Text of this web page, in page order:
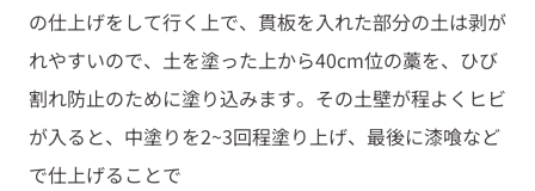
の仕上げをして行く上で、貫板を入れた部分の土は剥が
れやすいので、土を塗った上から40cm位の藁を、ひび
割れ防止のために塗り込みます。その土壁が程よくヒビ
が入ると、中塗りを2~3回程塗り上げ、最後に漆喰など
で仕上げることで